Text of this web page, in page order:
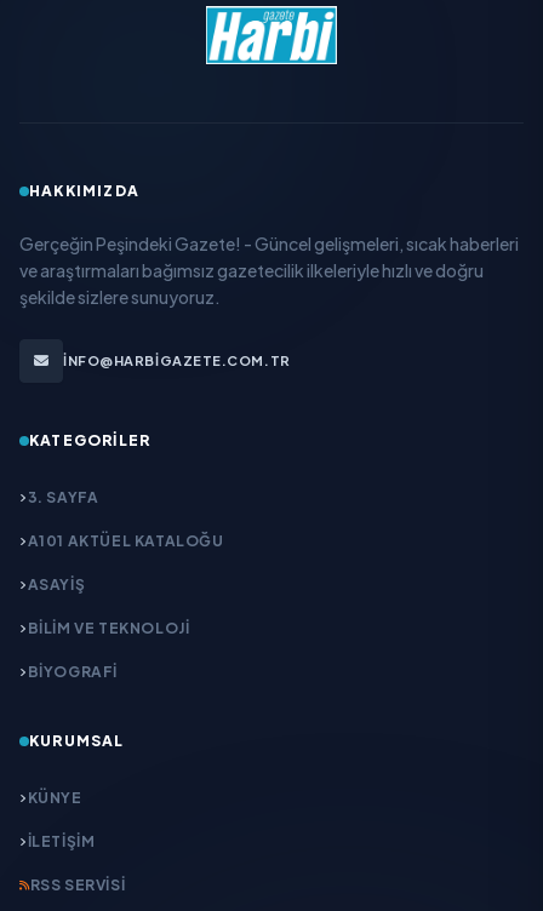
HAKKIMIZDA
Gerçeğin Peşindeki Gazete! - Güncel gelişmeleri, sıcak haberleri
ve araştırmaları bağımsız gazetecilik ilkeleriyle hızlı ve doğru
şekilde sizlere sunuyoruz.
INFO@HARBIGAZETE.COM.TR
KATEGORILER
3. SAYFA
A101 AKTÜEL KATALOĞU
ASAYİŞ
BİLİM VE TEKNOLOJİ
BİYOGRAFİ
KURUMSAL
KÜNYE
İLETIŞIM
RSS SERVISI